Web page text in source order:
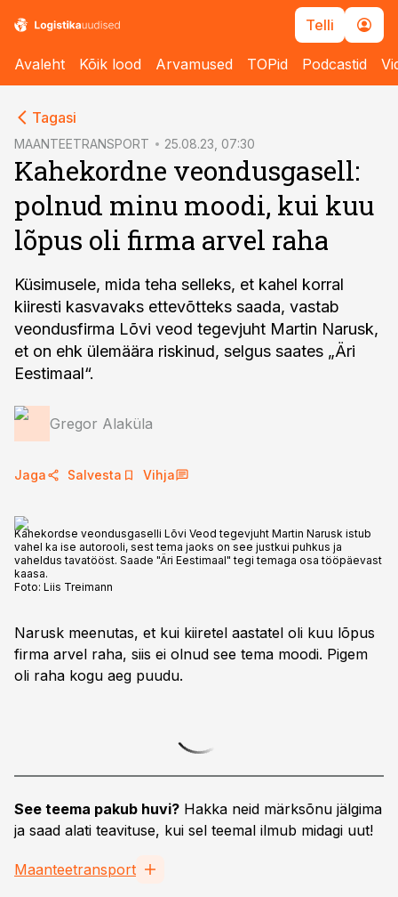
Telli
Avaleht Kõik lood Arvamused TOPid Podcastid
Tagasi
MAANTEETRANSPORT 25.08.23, 07:30
Kahekordne veondusgasell:
polnud minu moodi, kui kuu
lõpus oli firma arvel raha
Küsimusele, mida teha selleks, et kahel korral
kiiresti kasvavaks ettevõtteks saada, vastab
veondusfirma Lõvi veod tegevjuht Martin Narusk,
et on ehk ülemäära riskinud, selgus saates „Äri
Eestimaal“.
Gregor Alaküla
Jaga Salvesta Vihja
Kahekordse veondusgaselli Lõvi Veod tegevjuht Martin Narusk istub
vahel ka ise autorooli, sest tema jaoks on see justkui puhkus ja
vaheldus tavatööst. Saade "Äri Eestimaal" tegi temaga osa tööpäevast
kaasa.
Foto: Liis Treimann
Narusk meenutas, et kui kiiretel aastatel oli kuu lõpus
firma arvel raha, siis ei olnud see tema moodi. Pigem
oli raha kogu aeg puudu.
See teema pakub huvi? Hakka neid märksõnu jälgima
ja saad alati teavituse, kui sel teemal ilmub midagi uut!
Maanteetransport